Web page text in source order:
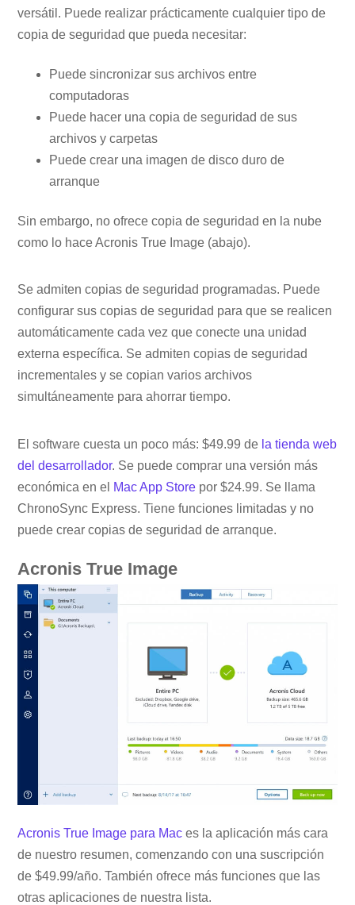
versátil. Puede realizar prácticamente cualquier tipo de
copia de seguridad que pueda necesitar:
Puede sincronizar sus archivos entre
computadoras
Puede hacer una copia de seguridad de sus
archivos y carpetas
Puede crear una imagen de disco duro de
arranque
Sin embargo, no ofrece copia de seguridad en la nube
como lo hace Acronis True Image (abajo).
Se admiten copias de seguridad programadas. Puede
configurar sus copias de seguridad para que se realicen
automáticamente cada vez que conecte una unidad
externa específica. Se admiten copias de seguridad
incrementales y se copian varios archivos
simultáneamente para ahorrar tiempo.
El software cuesta un poco más: $49.99 de la tienda web
del desarrollador. Se puede comprar una versión más
económica en el Mac App Store por $24.99. Se llama
ChronoSync Express. Tiene funciones limitadas y no
puede crear copias de seguridad de arranque.
Acronis True Image
Acronis True Image para Mac es la aplicación más cara
de nuestro resumen, comenzando con una suscripción
de $49.99/año. También ofrece más funciones que las
otras aplicaciones de nuestra lista.